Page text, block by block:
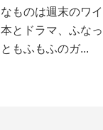
なものは週末のワ
本とドラマ、ふな
ともふもふのガ...